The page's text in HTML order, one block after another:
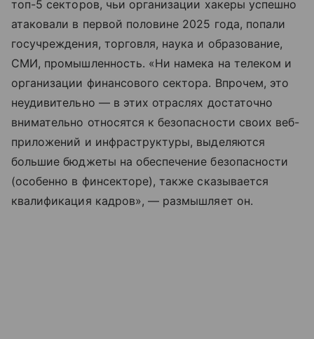
топ-5 секторов, чьи организации хакеры успешно
атаковали в первой половине 2025 года, попали
госучреждения, торговля, наука и образование,
СМИ, промышленность. «Ни намека на телеком и
организации финансового сектора. Впрочем, это
неудивительно — в этих отраслях достаточно
внимательно относятся к безопасности своих веб-
приложений и инфраструктуры, выделяются
большие бюджеты на обеспечение безопасности
(особенно в финсекторе), также сказывается
квалификация кадров», — размышляет он.